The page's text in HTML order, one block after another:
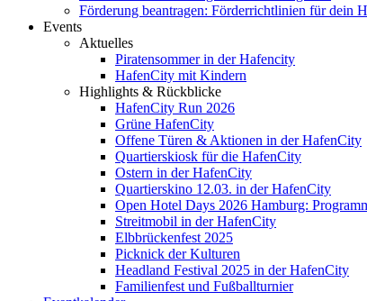
Förderung beantragen: Förderrichtlinien für dein
Events
Aktuelles
Piratensommer in der Hafencity
HafenCity mit Kindern
Highlights & Rückblicke
HafenCity Run 2026
Grüne HafenCity
Offene Türen & Aktionen in der HafenCity
Quartierskiosk für die HafenCity
Ostern in der HafenCity
Quartierskino 12.03. in der HafenCity
Open Hotel Days 2026 Hamburg:
Streitmobil in der HafenCity
Elbbrückenfest 2025
Picknick der Kulturen
Headland Festival 2025 in der HafenCity
Familienfest und Fußballturnier